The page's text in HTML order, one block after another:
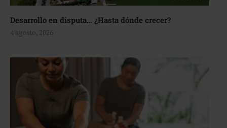
Desarrollo en disputa… ¿Hasta dónde crecer?
4 agosto, 2026